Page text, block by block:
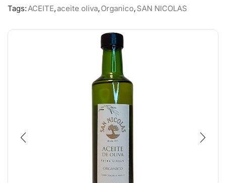
Tags:ACEITE,aceite oliva, Organico, SAN NICOLAS